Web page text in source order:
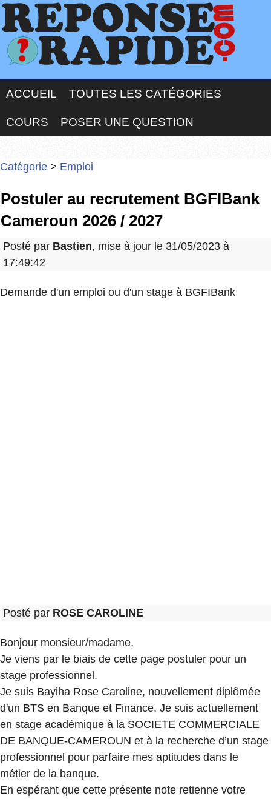
ACCUEIL TOUTES LES CATÉGORIES
COURS POSER UNE QUESTION
Catégorie > Emploi
Postuler au recrutement BGFIBank
Cameroun 2026 / 2027
Posté par Bastien, mise à jour le 31/05/2023 à
17:49:42
Demande d'un emploi ou d'un stage à BGFIBank
Posté par ROSE CAROLINE
Bonjour monsieur/madame,
Je viens par le biais de cette page postuler pour un
stage professionnel.
Je suis Bayiha Rose Caroline, nouvellement diplômée
d'un BTS en Banque et Finance. Je suis actuellement
en stage académique à la SOCIETE COMMERCIALE
DE BANQUE-CAMEROUN et à la recherche d’un stage
professionnel pour parfaire mes aptitudes dans le
métier de la banque.
En espérant que cette présente note retienne votre